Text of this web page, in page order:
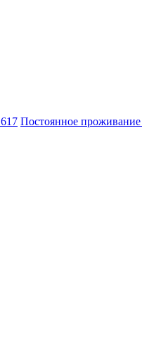
617 Постоянное проживание